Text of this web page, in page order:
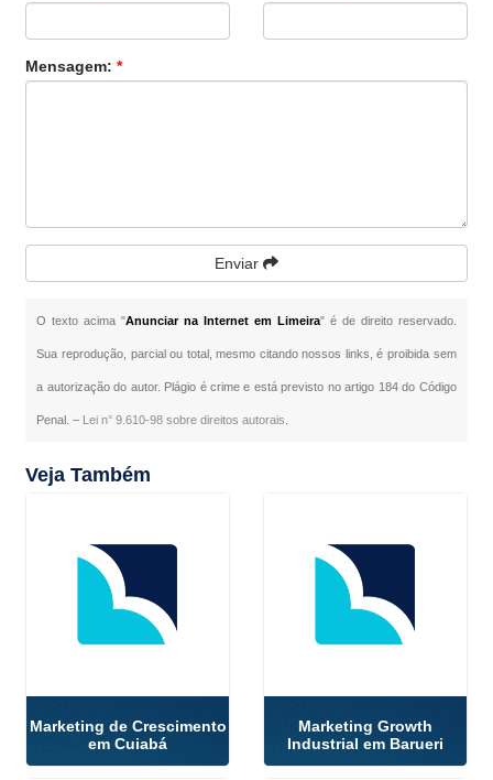
Mensagem:*
Enviar
O texto acima "Anunciar na Internet em Limeira" é de direito reservado.
Sua reprodução, parcial ou total, mesmo citando nossos links, é proibida sem
a autorização do autor. Plágio é crime e está previsto no artigo 184 do Código
Penal. – Lei n° 9.610-98 sobre direitos autorais
Veja Também
Marketing de Crescimento
em Cuiabá
Marketing Growth
Industrial em Barueri